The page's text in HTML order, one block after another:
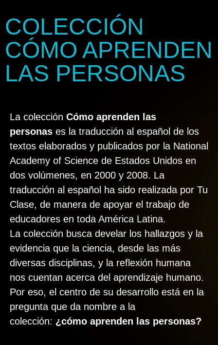
COLECCIÓN
CÓMO APRENDEN
LAS PERSONAS
La colección Cómo aprenden las
personas es la traducción al español de los
textos elaborados y publicados por la National
Academy of Science de Estados Unidos en
dos volúmenes, en 2000 y 2008. La
traducción al español ha sido realizada por Tu
Clase, de manera de apoyar el trabajo de
educadores en toda América Latina.
La colección busca develar los hallazgos y la
evidencia que la ciencia, desde las más
diversas disciplinas, y la reflexión humana
nos cuentan acerca del aprendizaje humano.
Por eso, el centro de su desarrollo está en la
pregunta que da nombre a la
colección: ¿cómo aprenden las personas?